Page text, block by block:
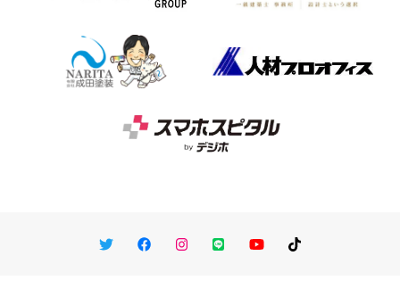
TwitterFacebookInstagram
LINE You TubeTikTok